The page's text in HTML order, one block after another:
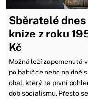
Sběratelé
knize z roku
Kč
Možná leží zapomenutá
po babičce nebo na dně
obal, který na první
dob socialismu. Přesto